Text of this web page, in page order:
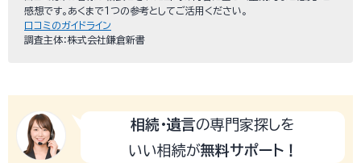
感想です。あくまで１つの参考としてご活用ください。
口コミのガイドライン
調査主体：株式会社鎌倉新書
相続・遺言の専門家探しを
いい相続が無料サポート！